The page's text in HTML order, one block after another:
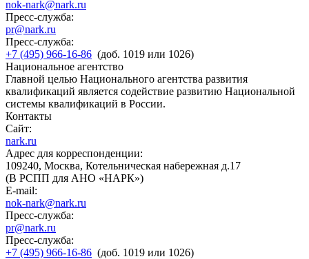
nok-nark@nark.ru
Пресс-служба:
pr@nark.ru
Пресс-служба:
+7 (495) 966-16-86 (доб. 1019 или 1026)
Национальное агентство
Главной целью Национального агентства развития
квалификаций является содействие развитию Национальной
системы квалификаций в России.
Контакты
Сайт:
nark.ru
Адрес для корреспонденции:
109240, Москва, Котельническая набережная д.17
(В РСПП для АНО «НАРК»)
E-mail:
nok-nark@nark.ru
Пресс-служба:
pr@nark.ru
Пресс-служба:
+7 (495) 966-16-86 (доб. 1019 или 1026)